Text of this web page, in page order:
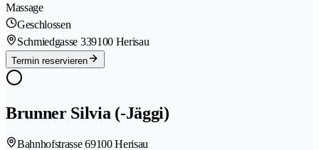
Massage
Geschlossen
Schmiedgasse 339100 Herisau
Termin reservieren
Brunner Silvia (-Jäggi)
Bahnhofstrasse 69100 Herisau